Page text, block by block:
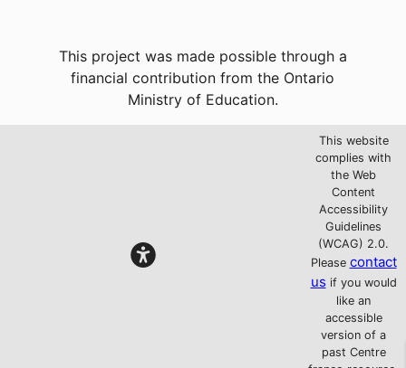
This project was made possible through a
financial contribution from the Ontario
Ministry of Education.
This website
complies with
the Web
Content
Accessibility
Guidelines
(WCAG) 2.0.
Please contact
us if you would
like an
accessible
version of a
past Centre